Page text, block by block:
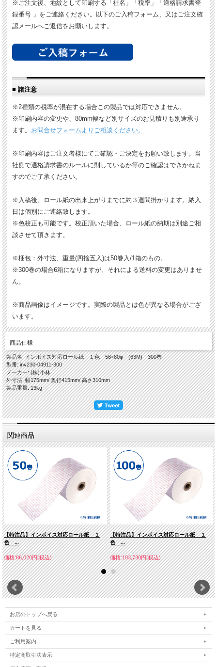
※ご注文後、地紋として印刷する「社名」「税率」「適格請求書登
録番号 」をご連絡ください。以下のご入稿フォーム、又はご注文確
認メールへご返信をお願いします。
■ 諸注意
※2種類の税率が混在する場合この製品では対応できません。
※印刷内容の変更や、80mm幅など別サイズのお見積りも別途承り
ます。 お問合せフォームよりご相談ください。
※印刷内容はご注文者様にてご確認・ご決定をお願い致します。当
社側で適格請求書のルールに則しているか等のご確認はできかねま
すのでご了承ください。
※入稿後、ロール紙の出来上がりまでに約３週間掛かります。納入
日は個別にご連絡致します。
※色校正も可能です。校正頂いた場合、ロール紙の納期は別途ご相
談させて頂きます。
※梱包：外寸法、重量(四捨五入)は50巻入/1箱のもの。
※300巻の場合6箱になりますが、それによる送料の変更はありませ
ん。
※商品画像はイメージです。実際の製品とは色が異なる場合がござ
います。
商品仕様
製品名: インボイス対応ロール紙 １色 58×80φ (63M) 300巻
型番: inv230-04911-300
メーカー: (株)小林
外寸法: 幅175mm/ 奥行415mm/ 高さ310mm
製品重量: 13kg
関連商品
【特注品】インボイス対応ロール紙 １
色 ...
価格:86,020円(税込)
【特注品】インボイス対応ロール紙 １
色 ...
価格:103,730円(税込)
お店のトップへ戻る
カートを見る
ご利用案内
特定商取引法表示